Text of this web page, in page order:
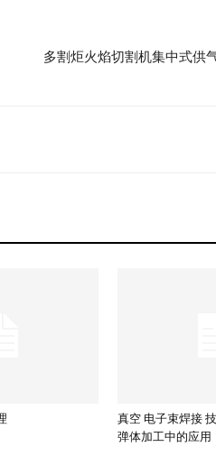
多割炬火焰切割机集中式供
真空 电子束焊接
弹体加工中的应用